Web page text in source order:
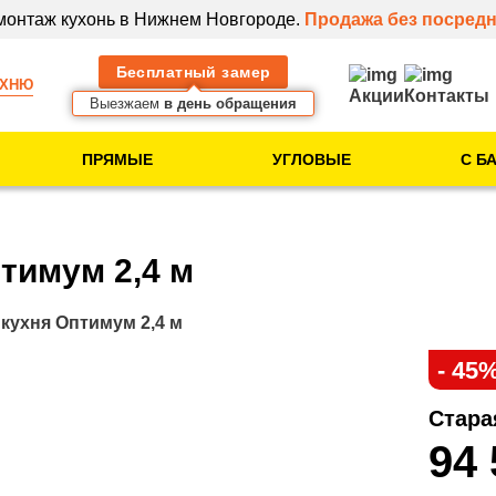
Бесплатный замер
Выезжаем в день обращения Акции Контакты
ПРЯМЫЕ УГЛОВЫЕ С
Тип помещения
Кухня в 5-этажке
кухонь в Нижнем Новгороде. Продажа без
2,4 м
Оптимум 2,4 м
-
94